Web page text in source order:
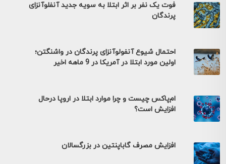
فوت یک نفر بر اثر ابتلا به سویه جدید آنفلوآنزای
پرندگان
احتمال شیوع آنفولوآنزای پرندگان در واشنگتن؛
اولین مورد ابتلا در آمریکا در 9 ماهه اخیر
ام‌پاکس چیست و چرا موارد ابتلا در اروپا درحال
افزایش است؟
افزایش مصرف گاباپنتین در بزرگسالان